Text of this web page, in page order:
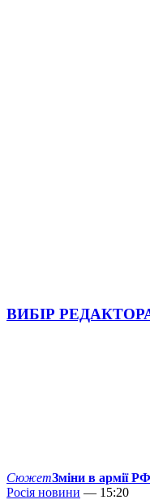
ВИБІР
СюжетЗміни в армії
Росія новини — 15:20